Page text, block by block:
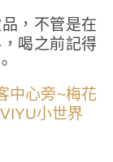
，不管是在
喝之前記得